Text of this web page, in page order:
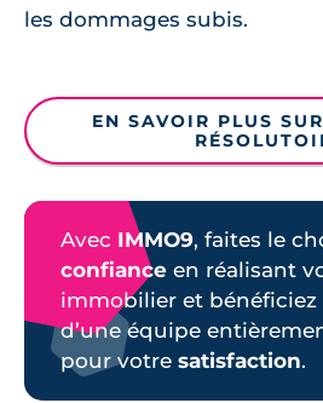
les dommages subis.
EN SAVOIR PLUS
Avec IMMO9, faites le
confiance en réalisant
immobilier et bénéficiez
d’une équipe
pour votre satisfaction.